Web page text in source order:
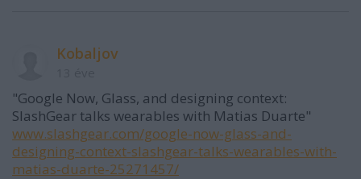
Kobaljov
"Google Now, Glass, and designing context:
SlashGear talks wearables with Matias Duarte"
www.slashgear.com/google-now-glass-and-
designing-context-slashgear-talks-wearables-with-
matias-duarte-25271457/